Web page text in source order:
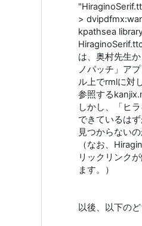
>
kpathsea
は、奥村先生
ノパッチ」ア
ル上でrmlに対
参照する
しかし、「ヒ
できているは
見つからない
（なお、
リックリンク
ます。）
以後、以下の